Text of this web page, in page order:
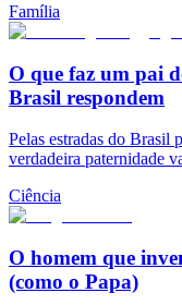
Família
O que faz um pai
Brasil respondem
Pelas estradas do Brasil
verdadeira paternidade
Ciência
O homem que
(como o Papa)